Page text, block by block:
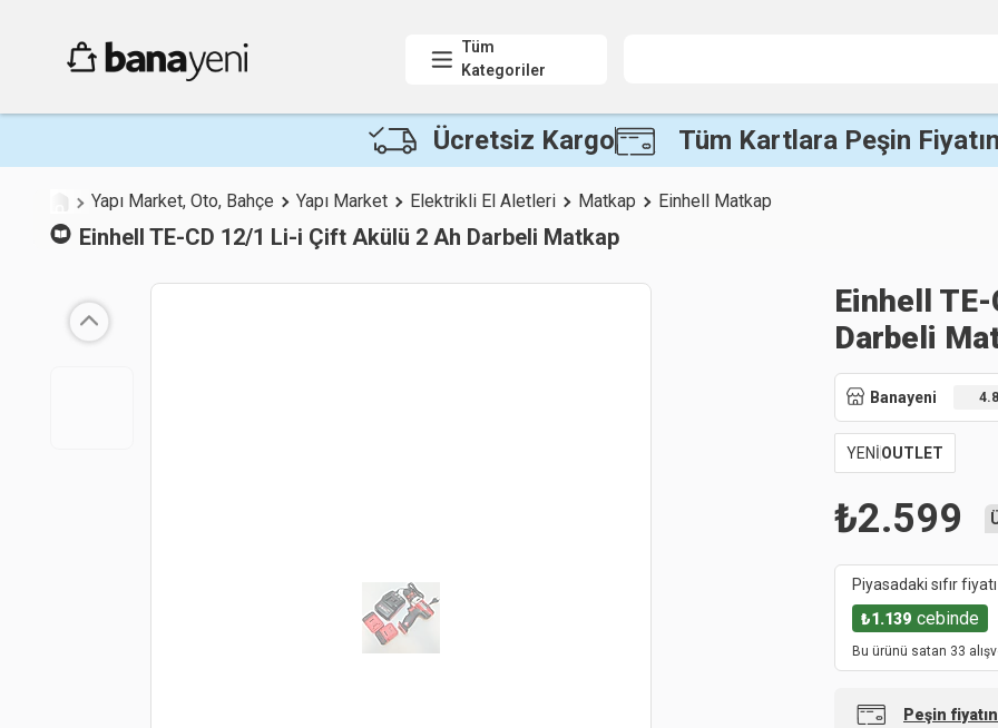
Tüm
Kategoriler
Ücretsiz Kargo Tüm Kartlara Peşin
Yapı Market, Oto, Bahçe Yapı Market Elektrikli El Aletleri Matkap Einhell Matkap
Einhell TE-CD 12/1 Li-i Çift Akülü 2 Ah Darbeli Matkap
Einhell
Darbeli
Banayeni 4.8
YENİOUTLET
₺2.599
Piyasadaki sıfır fiyatı
₺1.139 cebinde
Bu ürünü satan 33
Peşin